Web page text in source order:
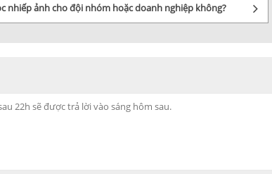
nhiếp ảnh cho đội nhóm hoặc doanh nghiệp không?